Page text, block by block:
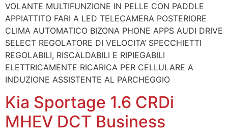
VOLANTE MULTIFUNZIONE IN PELLE CON PADDLE
APPIATTITO FARI A LED TELECAMERA POSTERIORE
CLIMA AUTOMATICO BIZONA PHONE APPS AUDI DRIVE
SELECT REGOLATORE DI VELOCITA’ SPECCHIETTI
REGOLABILI, RISCALDABILI E RIPIEGABILI
ELETTRICAMENTE RICARICA PER CELLULARE A
INDUZIONE ASSISTENTE AL PARCHEGGIO
Kia Sportage 1.6 CRDi
MHEV DCT Business